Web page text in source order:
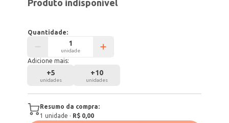
Produto indisponível
Quantidade:
unidade
Adicione mais:
+5
unidades
+10
unidades
Resumo da compra:
1 unidade · R$ 0,00